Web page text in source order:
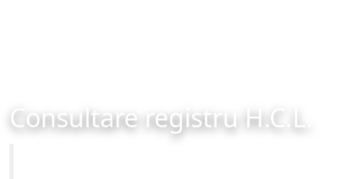
Consultare registru H.C.L.